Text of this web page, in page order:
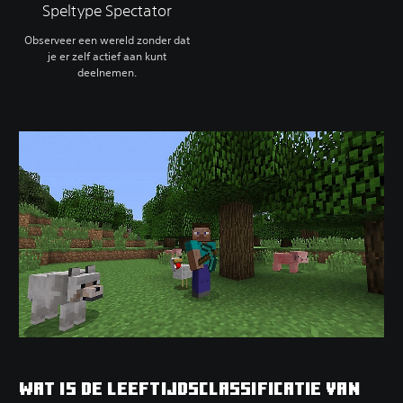
Speltype Spectator
Observeer een wereld zonder dat
je er zelf actief aan kunt
deelnemen.
WAT IS DE LEEFTIJDSCLASSIFICATIE VAN